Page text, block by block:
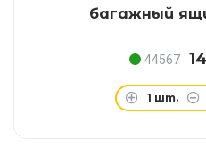
багажный
44567
1 шт.